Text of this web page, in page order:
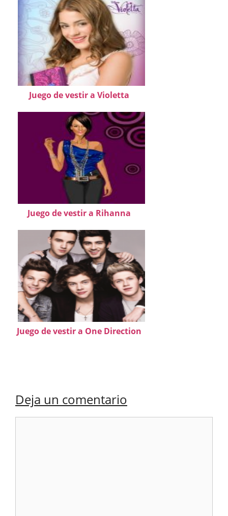
Juego de vestir a Violetta
Juego de vestir a Rihanna
Juego de vestir a One Direction
Deja un comentario